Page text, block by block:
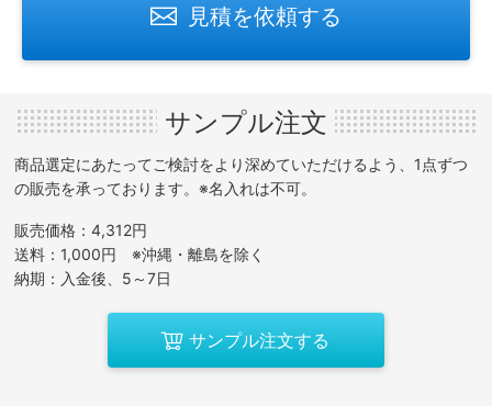
見積を依頼する
サンプル注文
商品選定にあたってご検討をより深めていただけるよう、1点ずつ
の販売を承っております。※名入れは不可。
販売価格：4,312円
送料：1,000円 ※沖縄・離島を除く
納期：入金後、5～7日
サンプル注文する